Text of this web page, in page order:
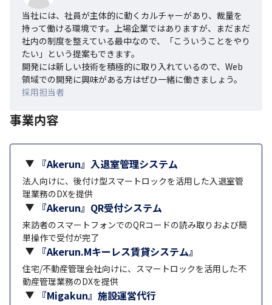
当社には、社員が主体的に動くカルチャーがあり、裁量を
持って働ける環境です。上場企業ではありますが、まだまだ
社内の制度を整えている最中なので、「こういうことをやり
たい」という提案もできます。
開発には新しい技術を積極的に取り入れているので、Web
領域での開発に興味がある方はぜひ一緒に働きましょう。
採用担当者
事業内容
『Akerun』入退室管理システム
法人向けに、後付け型スマートロックを活用した入退室管
理業務のDXを提供
『Akerun』QR受付システム
来訪者のスマートフォンでのQRコードの読み取りおよび簡
単操作で受付が完了
『Akerun.Mキーレス賃貸システム』
住宅/不動産管理会社向けに、スマートロックを活用した不
動産管理業務のDXを提供
『Migakun』施設運営代行